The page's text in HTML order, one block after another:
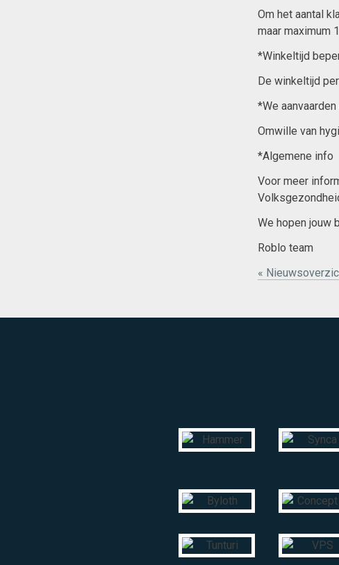
Om het aantal
maar maximum
*Winkeltijd
De winkeltijd
*We
Omwille van
*Algemene info
Voor meer
We hopen jouw
Roblo team
«